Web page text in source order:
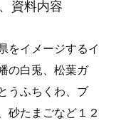
資料内容
をイメージするイ
の白兎、松葉ガ
うふちくわ、ブ
砂たまごなど１２